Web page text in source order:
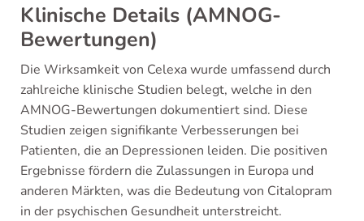
Klinische Details (AMNOG-
Bewertungen)
Die Wirksamkeit von Celexa wurde umfassend durch
zahlreiche klinische Studien belegt, welche in den
AMNOG-Bewertungen dokumentiert sind. Diese
Studien zeigen signifikante Verbesserungen bei
Patienten, die an Depressionen leiden. Die positiven
Ergebnisse fördern die Zulassungen in Europa und
anderen Märkten, was die Bedeutung von Citalopram
in der psychischen Gesundheit unterstreicht.